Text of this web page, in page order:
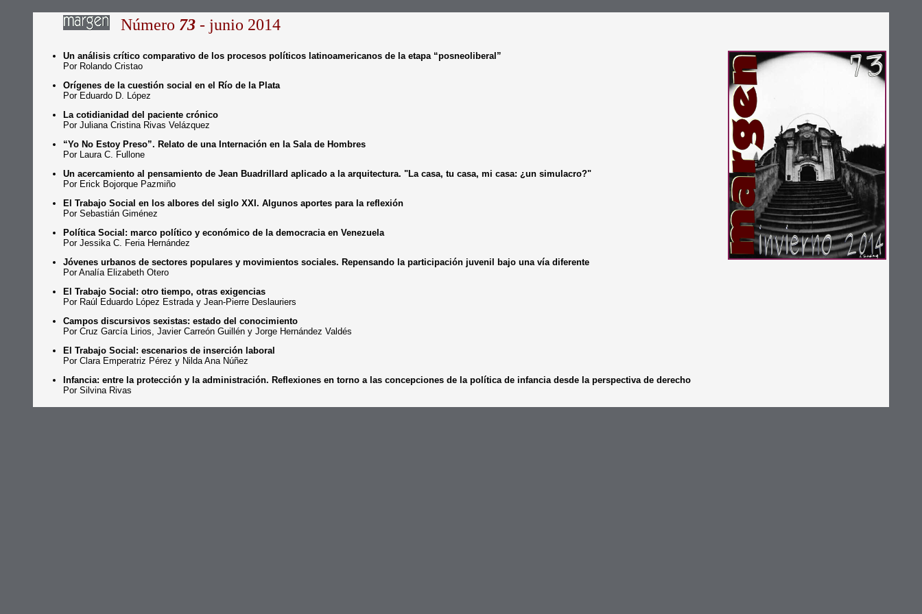
Número 73 - junio 2014
Un análisis crítico comparativo de los procesos políticos latinoamericanos de la etapa “posneoliberal”
Por Rolando Cristao
Orígenes de la cuestión social en el Río de la Plata
Por Eduardo D. López
La cotidianidad del paciente crónico
Por Juliana Cristina Rivas Velázquez
“Yo No Estoy Preso”. Relato de una Internación en la Sala de Hombres
Por Laura C. Fullone
Un acercamiento al pensamiento de Jean Buadrillard aplicado a la arquitectura. "La casa, tu casa, mi casa: ¿un simulacro?"
Por Erick Bojorque Pazmiño
El Trabajo Social en los albores del siglo XXI. Algunos aportes para la reflexión
Por Sebastián Giménez
Política Social: marco político y económico de la democracia en Venezuela
Por Jessika C. Feria Hernández
Jóvenes urbanos de sectores populares y movimientos sociales. Repensando la participación juvenil bajo una vía diferente
Por Analía Elizabeth Otero
El Trabajo Social: otro tiempo, otras exigencias
Por Raúl Eduardo López Estrada y Jean-Pierre Deslauriers
Campos discursivos sexistas: estado del conocimiento
Por Cruz García Lirios, Javier Carreón Guillén y Jorge Hernández Valdés
El Trabajo Social: escenarios de inserción laboral
Por Clara Emperatriz Pérez y Nilda Ana Núñez
Infancia: entre la protección y la administración. Reflexiones en torno a las concepciones de la política de infancia desde la perspectiva de derecho
Por Silvina Rivas